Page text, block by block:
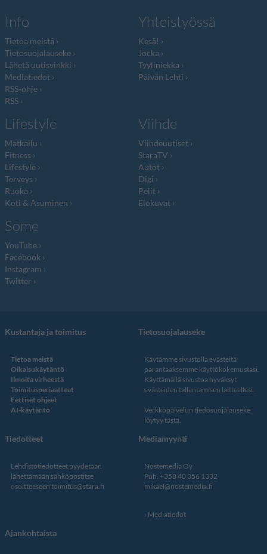
Info
Tietoa meistä
Tietosuojalauseke
Lähetä uutisvinkki
Mediatiedot
RSS-ohje
RSS
Yhteistyössä
Kesä!
Jocka
Tyyliniekka
Päivän Lehti
Lifestyle
Matkailu
Fitness
Lifestyle
Terveys
Ruoka
Koti & Asuminen
Viihde
Viihdeuutiset
StaraTV
Autot
Digi
Pelit
Elokuvat
Some
YouTube
Facebook
Instagram
Twitter
Kustantaja ja toimitus
Tietoa meistä
Oikaisukäytäntö
Ilmoita virheestä
Toimitusperiaatteet
Eettiset ohjeet
AI-käytäntö
Tietosuojalauseke
Käytämme sivustolla evästeitä
parantaaksemme käyttökokemustasi.
Käyttämällä sivustoa hyväksyt
evästeiden tallentamisen laitteellesi.
Verkkopalvelun tiedosuojalauseke
löytyy tästä.
Tiedotteet
Lehdistötiedotteet pyydetään
lähettämään sähköpostitse
osoitteeseen toimitus@stara.fi
Mediamyynti
Nostemedia Oy
Puh. +358 40 356 1332
mikael@nostemedia.fi
Mediatiedot
Ajankohtaista